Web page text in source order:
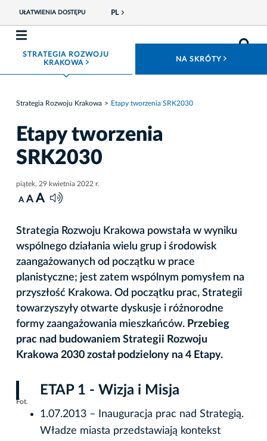
UŁATWIENIA DOSTĘPU PL
STRATEGIA ROZWOJU
KRAKOWA ROZWIŃ MENU NA SKRÓTY
Strategia Rozwoju Krakowa Etapy tworzenia SRK2030
Etapy tworzenia
SRK2030
piątek, 29 kwietnia 2022 r.
A A A
Strategia Rozwoju Krakowa powstała w wyniku
wspólnego działania wielu grup i środowisk
zaangażowanych od początku w prace
planistyczne; jest zatem wspólnym pomysłem na
przyszłość Krakowa. Od początku prac, Strategii
towarzyszyły otwarte dyskusje i różnorodne
formy zaangażowania mieszkańców. Przebieg
prac nad budowaniem Strategii Rozwoju
Krakowa 2030 został podzielony na 4 Etapy.
Fot.
ETAP 1 - Wizja i Misja
1.07.2013 – Inauguracja prac nad Strategią.
Władze miasta przedstawiają kontekst